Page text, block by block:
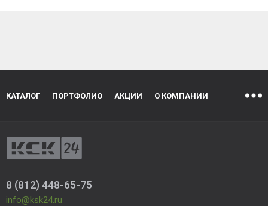
КАТАЛОГ ПОРТФОЛИО АКЦИИ О КОМПАНИИ
8 (812) 448-65-75
info@ksk24.ru